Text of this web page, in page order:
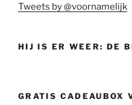
Tweets by @voornamelijk
HIJ IS ER WEER: DE
GRATIS CADEAUBOX